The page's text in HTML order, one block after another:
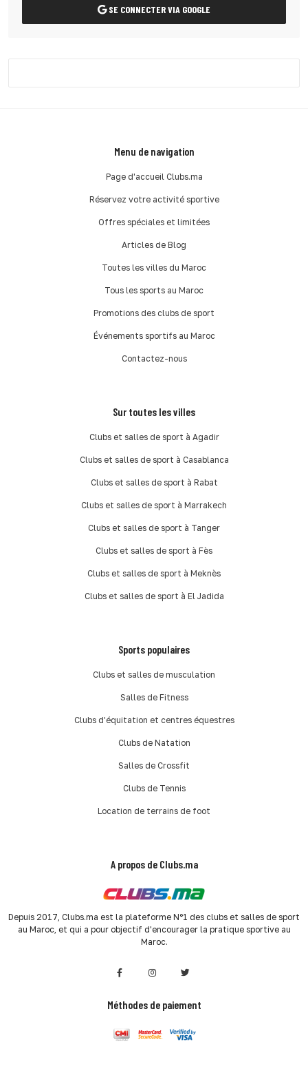
SE CONNECTER VIA GOOGLE
Menu de navigation
Page d'accueil Clubs.ma
Réservez votre activité sportive
Offres spéciales et limitées
Articles de Blog
Toutes les villes du Maroc
Tous les sports au Maroc
Promotions des clubs de sport
Événements sportifs au Maroc
Contactez-nous
Sur toutes les villes
Clubs et salles de sport à Agadir
Clubs et salles de sport à Casablanca
Clubs et salles de sport à Rabat
Clubs et salles de sport à Marrakech
Clubs et salles de sport à Tanger
Clubs et salles de sport à Fès
Clubs et salles de sport à Meknès
Clubs et salles de sport à El Jadida
Sports populaires
Clubs et salles de musculation
Salles de Fitness
Clubs d'équitation et centres équestres
Clubs de Natation
Salles de Crossfit
Clubs de Tennis
Location de terrains de foot
A propos de Clubs.ma
Depuis 2017, Clubs.ma est la plateforme N°1 des clubs et salles de sport
au Maroc, et qui a pour objectif d'encourager la pratique sportive au
Maroc.
Méthodes de paiement